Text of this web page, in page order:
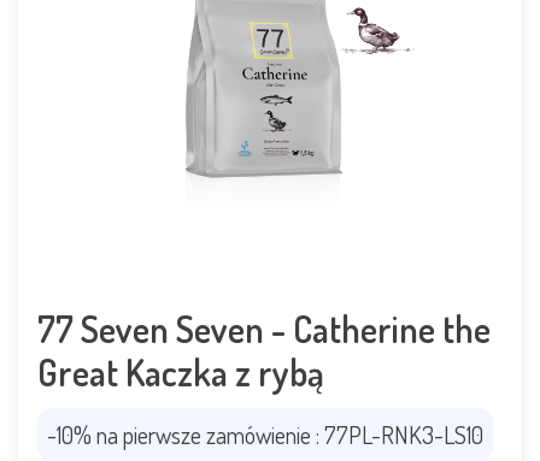
77 Seven Seven - Catherine the
Great Kaczka z rybą
-10% na pierwsze zamówienie : 77PL-RNK3-LS10